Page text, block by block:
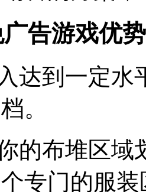
告游戏优
达到一定
。
的布堆区域
专门的服装